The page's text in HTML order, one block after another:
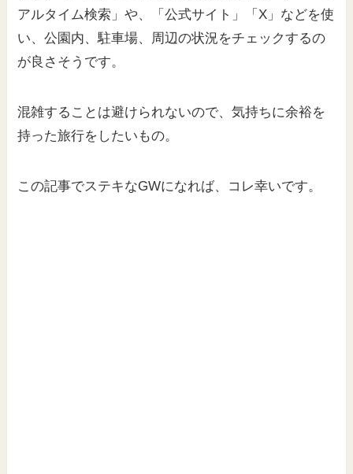
アルタイム検索」や、「公式サイト」「X」などを使
い、公園内、駐車場、周辺の状況をチェックするの
が良さそうです。
混雑することは避けられないので、気持ちに余裕を
持った旅行をしたいもの。
この記事でステキなGWになれば、コレ幸いです。